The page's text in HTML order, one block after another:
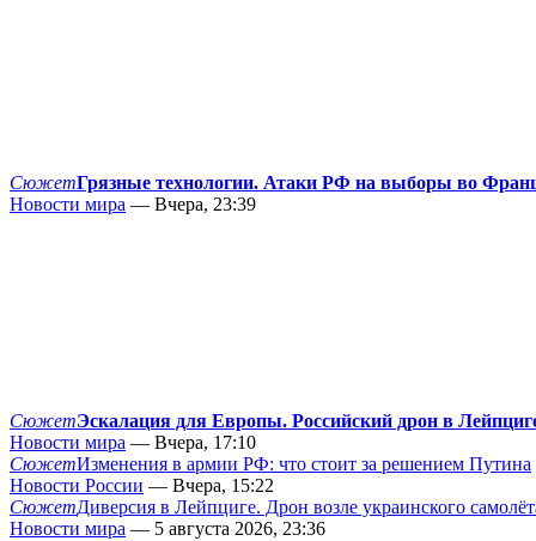
СюжетГрязные технологии. Атаки РФ на выборы во
Новости мира — Вчера, 23:39
СюжетЭскалация для Европы. Российский дрон в
Новости мира — Вчера, 17:10
СюжетИзменения в армии РФ: что стоит за решением Путина
Новости России — Вчера, 15:22
СюжетДиверсия в Лейпциге. Дрон возле украинского
Новости мира — 5 августа 2026, 23:36